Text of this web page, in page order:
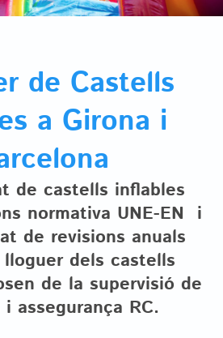
de Castells
a Girona i
de castells inflables
normativa UNE-EN i
de revisions anuals
dels castells
de la supervisió de
assegurança RC.